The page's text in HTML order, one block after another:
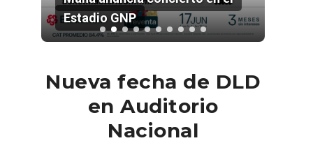
Estadio GNP
Nueva fecha de DLD
en Auditorio
Nacional